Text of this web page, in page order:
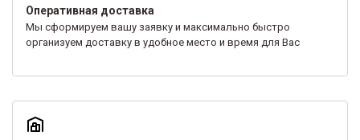
Оперативная доставка
Мы сформируем вашу заявку и максимально быстро
организуем доставку в удобное место и время для Вас